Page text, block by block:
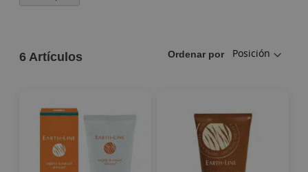
6Artículos Ordenar por